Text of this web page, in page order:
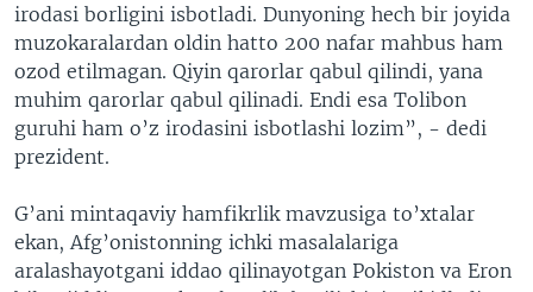
irodasi borligini isbotladi. Dunyoning hech bir joyida
muzokaralardan oldin hatto 200 nafar mahbus ham
ozod etilmagan. Qiyin qarorlar qabul qilindi, yana
muhim qarorlar qabul qilinadi. Endi esa Tolibon
guruhi ham o’z irodasini isbotlashi lozim”, - dedi
prezident.
G’ani mintaqaviy hamfikrlik mavzusiga to’xtalar
ekan, Afg’onistonning ichki masalalariga
aralashayotgani iddao qilinayotgan Pokiston va Eron